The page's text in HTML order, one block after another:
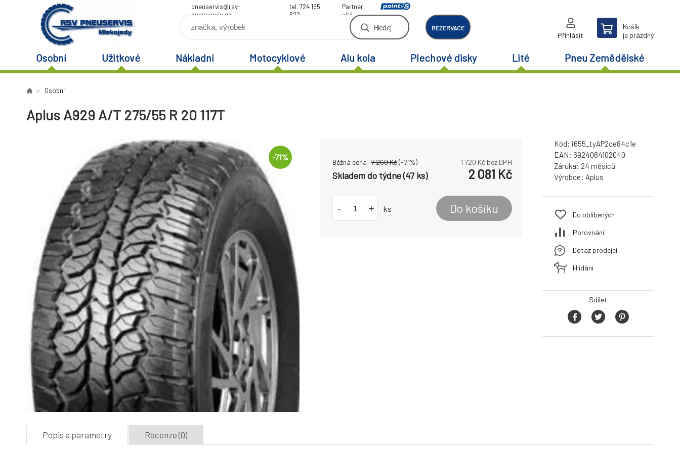
pneuservis@rsv-
pneuservis.cz
tel. 724 195
622
Partner
sítě
Hledej REZERVACE
Přihlásit
Košík
je prázdný
Osobní Užitkové Nákladní Motocyklové Alu kola Plechové disky Lité Pneu Zemědělské
Osobní
Aplus A929 A/T 275/55 R 20 117T
-71%
Běžná cena: 7 260Kč(-71%) 1 720 Kč bez DPH
Skladem do týdne (47 ks) 2 081 Kč
- + ks Do košíku
Kód: i655_tyAP2ce84c1e
EAN: 6924064102040
Záruka: 24 měsíců
Výrobce: Aplus
Do oblíbených
Porovnání
Dotaz prodejci
Hlídání
Sdílet
Popis a parametry Recenze (0)